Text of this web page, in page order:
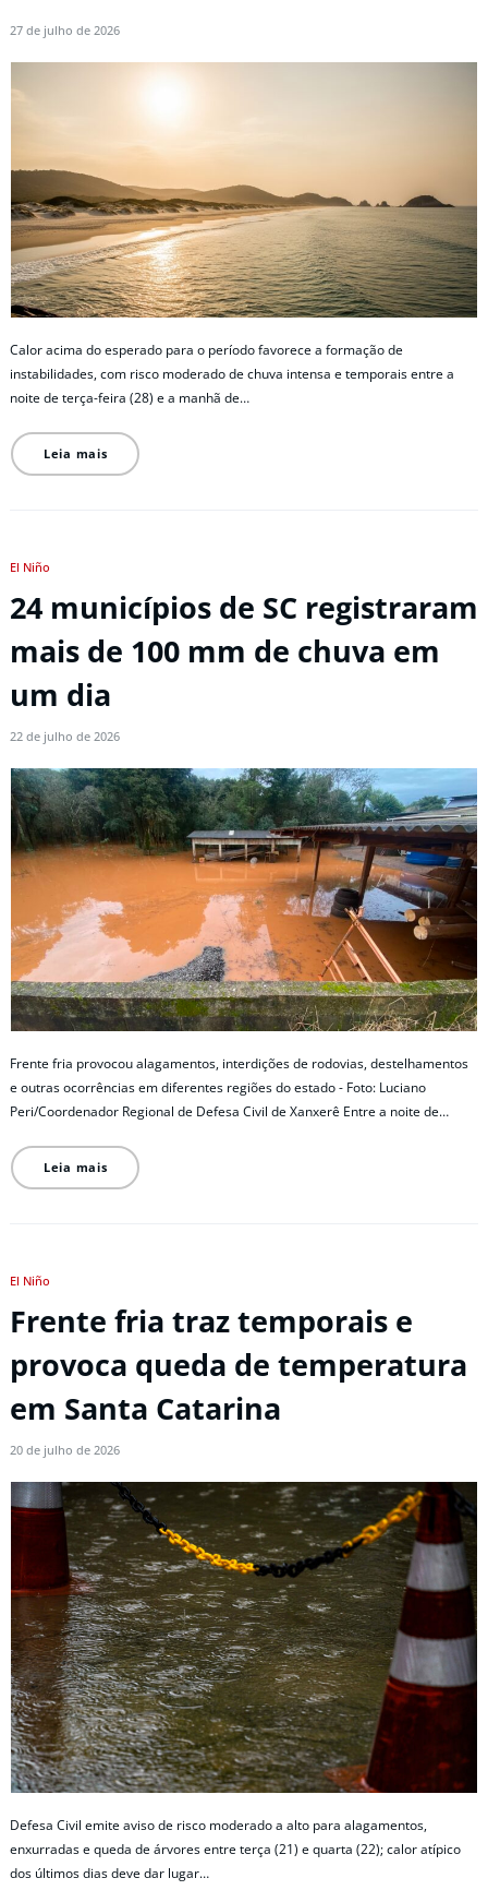
27 de julho de 2026
Calor acima do esperado para o período favorece a formação de
instabilidades, com risco moderado de chuva intensa e temporais entre a
noite de terça-feira (28) e a manhã de…
Leia mais
El Niño
24 municípios de SC registraram
mais de 100 mm de chuva em
um dia
22 de julho de 2026
Frente fria provocou alagamentos, interdições de rodovias, destelhamentos
e outras ocorrências em diferentes regiões do estado - Foto: Luciano
Peri/Coordenador Regional de Defesa Civil de Xanxerê Entre a noite de…
Leia mais
El Niño
Frente fria traz temporais e
provoca queda de temperatura
em Santa Catarina
20 de julho de 2026
Defesa Civil emite aviso de risco moderado a alto para alagamentos,
enxurradas e queda de árvores entre terça (21) e quarta (22); calor atípico
dos últimos dias deve dar lugar…